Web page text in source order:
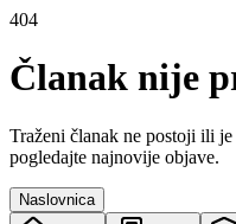
404
Članak nije
Traženi članak ne postoji ili
pogledajte najnovije objave.
Naslovnica